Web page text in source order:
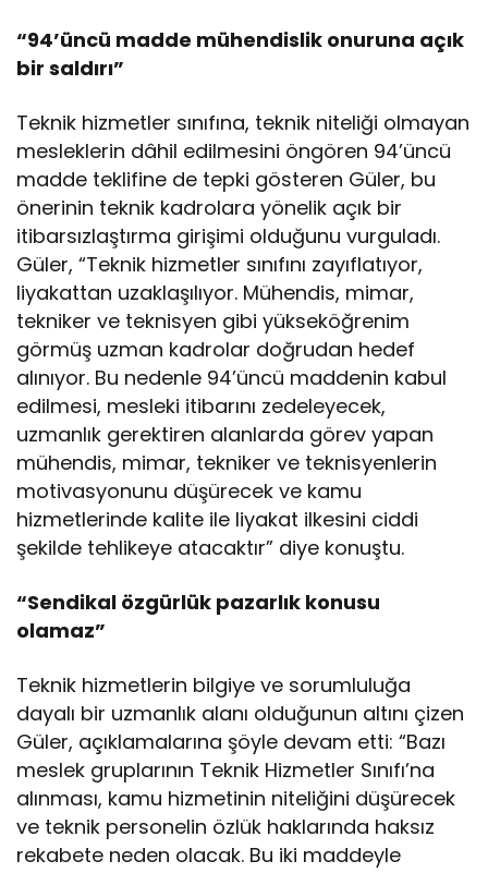
“94’üncü madde mühendislik onuruna açık
bir saldırı”
Teknik hizmetler sınıfına, teknik niteliği olmayan
mesleklerin dâhil edilmesini öngören 94’üncü
madde teklifine de tepki gösteren Güler, bu
önerinin teknik kadrolara yönelik açık bir
itibarsızlaştırma girişimi olduğunu vurguladı.
Güler, “Teknik hizmetler sınıfını zayıflatıyor,
liyakattan uzaklaşılıyor. Mühendis, mimar,
tekniker ve teknisyen gibi yükseköğrenim
görmüş uzman kadrolar doğrudan hedef
alınıyor. Bu nedenle 94’üncü maddenin kabul
edilmesi, mesleki itibarını zedeleyecek,
uzmanlık gerektiren alanlarda görev yapan
mühendis, mimar, tekniker ve teknisyenlerin
motivasyonunu düşürecek ve kamu
hizmetlerinde kalite ile liyakat ilkesini ciddi
şekilde tehlikeye atacaktır” diye konuştu.
“Sendikal özgürlük pazarlık konusu
olamaz”
Teknik hizmetlerin bilgiye ve sorumluluğa
dayalı bir uzmanlık alanı olduğunun altını çizen
Güler, açıklamalarına şöyle devam etti: “Bazı
meslek gruplarının Teknik Hizmetler Sınıfı’na
alınması, kamu hizmetinin niteliğini düşürecek
ve teknik personelin özlük haklarında haksız
rekabete neden olacak. Bu iki maddeyle